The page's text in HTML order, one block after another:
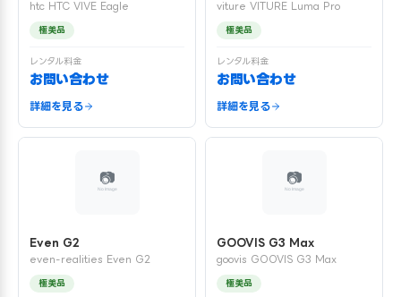
htc HTC VIVE Eagle
極美品
レンタル料金
お問い合わせ
詳細を見る
viture VITURE Luma Pro
極美品
レンタル料金
お問い合わせ
詳細を見る
Even G2
even-realities Even G2
極美品
GOOVIS G3 Max
goovis GOOVIS G3 Max
極美品